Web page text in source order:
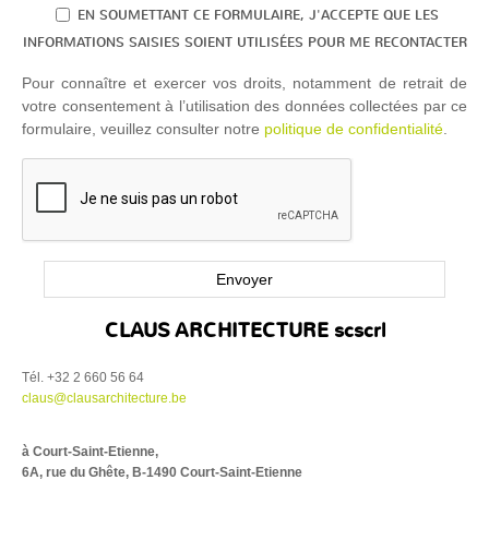
EN SOUMETTANT CE FORMULAIRE, J'ACCEPTE QUE LES
*
EN SOUMETTANT CE FORMULAIRE, J'ACCEPTE QUE LES
INFORMATIONS SAISIES SOIENT UTILISÉES POUR ME RECONTACTER
Pour connaître et exercer vos droits, notamment de retrait de
votre consentement à l’utilisation des données collectées par ce
formulaire, veuillez consulter notre politique de confidentialité.
CLAUS ARCHITECTURE scscrl
Tél. +32 2 660 56 64
claus@clausarchitecture.be
à Court-Saint-Etienne,
6A, rue du Ghête, B-1490 Court-Saint-Etienne